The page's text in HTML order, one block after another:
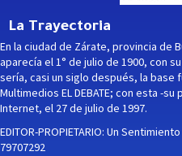
La Trayectoria
En la ciudad de Zárate, provincia de
aparecía el 1° de julio de 1900, con
sería, casi un siglo después, la base
Multimedios EL DEBATE; con esta -
Internet, el 27 de julio de 1997.
EDITOR-PROPIETARIO: Un
79707292